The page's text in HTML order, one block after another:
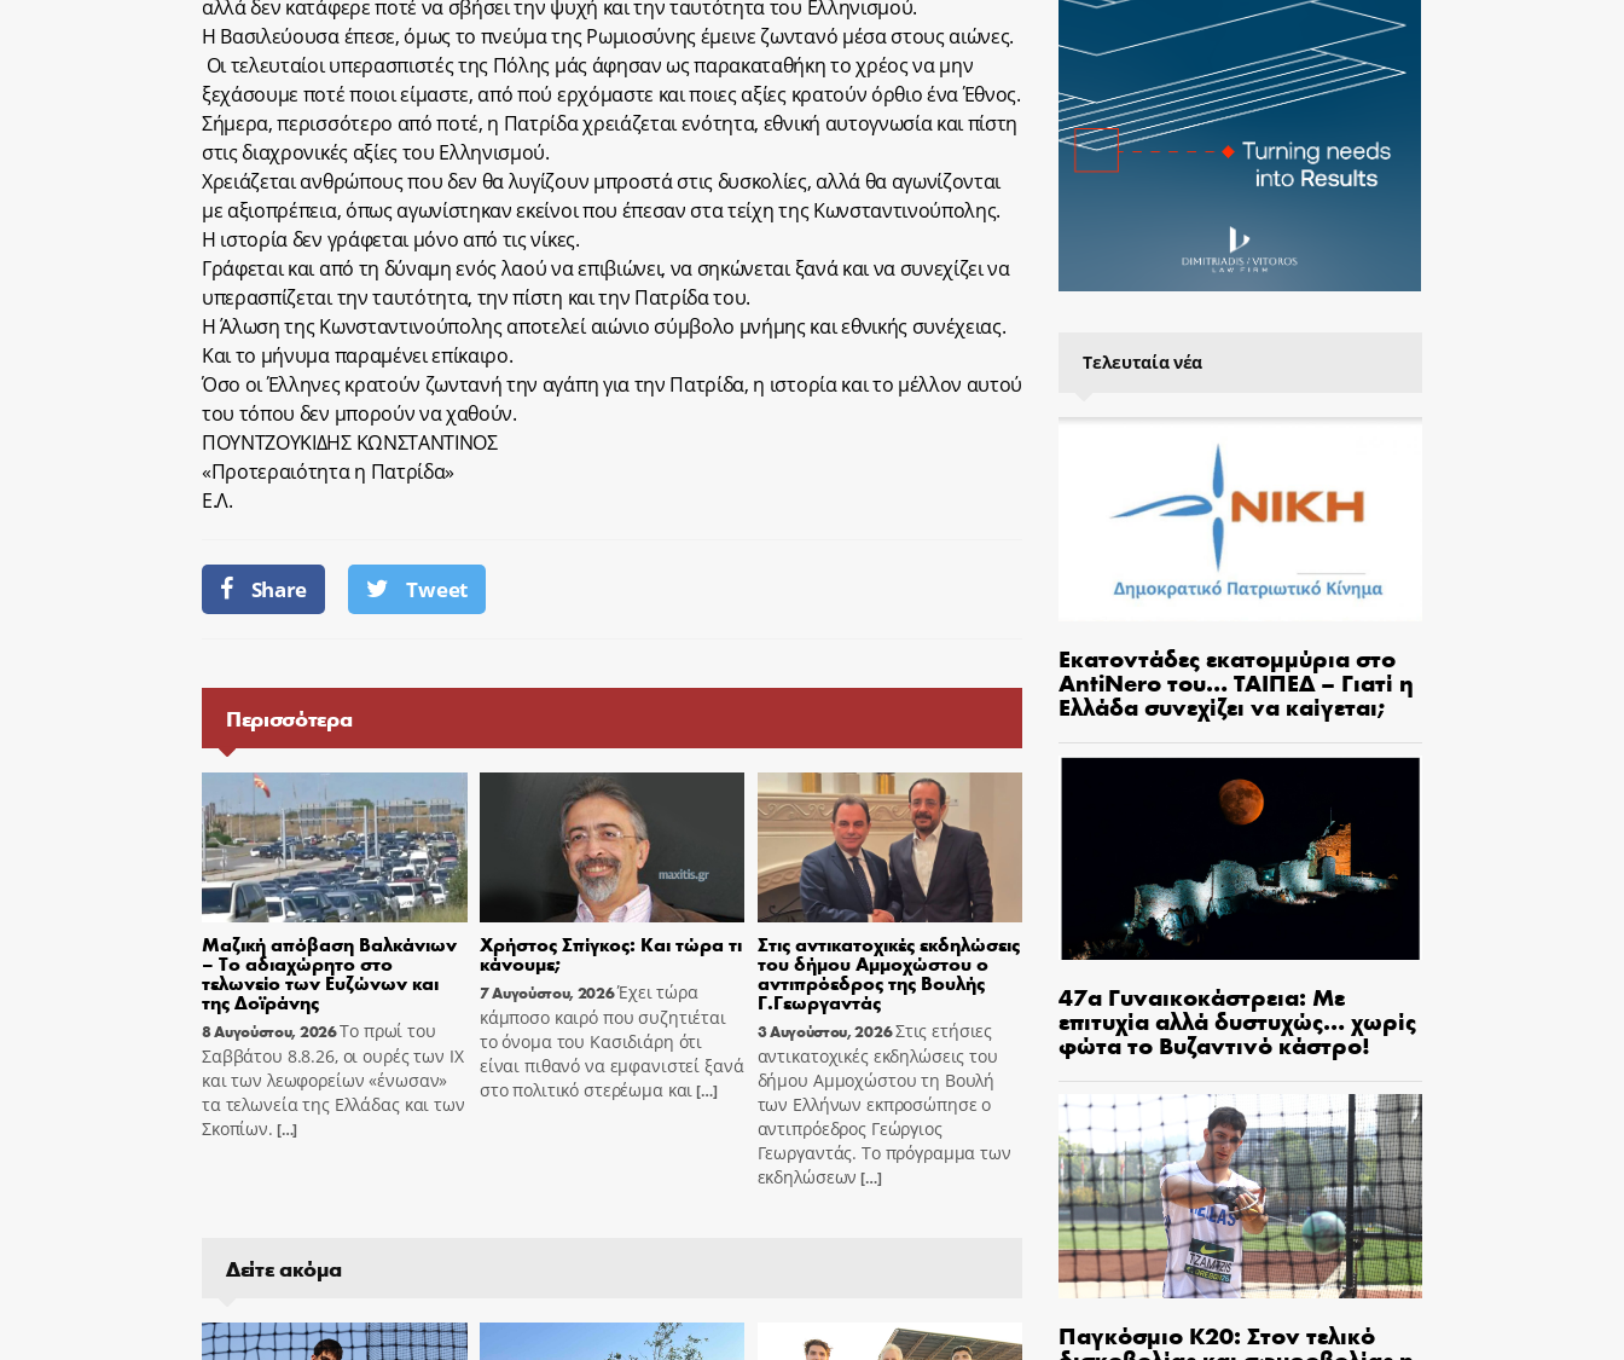
αλλά δεν κατάφερε ποτέ να σβήσει την ψυχή και την ταυτότητα του Ελληνισμού.
Η Βασιλεύουσα έπεσε, όμως το πνεύμα της Ρωμιοσύνης έμεινε ζωντανό μέσα στους αιώνες.
Οι τελευταίοι υπερασπιστές της Πόλης μάς άφησαν ως παρακαταθήκη το χρέος να μην
ξεχάσουμε ποτέ ποιοι είμαστε, από πού ερχόμαστε και ποιες αξίες κρατούν όρθιο ένα Έθνος.
Σήμερα, περισσότερο από ποτέ, η Πατρίδα χρειάζεται ενότητα, εθνική αυτογνωσία και πίστη
στις διαχρονικές αξίες του Ελληνισμού.
Χρειάζεται ανθρώπους που δεν θα λυγίζουν μπροστά στις δυσκολίες, αλλά θα αγωνίζονται
με αξιοπρέπεια, όπως αγωνίστηκαν εκείνοι που έπεσαν στα τείχη της Κωνσταντινούπολης.
Η ιστορία δεν γράφεται μόνο από τις νίκες.
Γράφεται και από τη δύναμη ενός λαού να επιβιώνει, να σηκώνεται ξανά και να συνεχίζει να
υπερασπίζεται την ταυτότητα, την πίστη και την Πατρίδα του.
Η Άλωση της Κωνσταντινούπολης αποτελεί αιώνιο σύμβολο μνήμης και εθνικής συνέχειας.
Και το μήνυμα παραμένει επίκαιρο.
Όσο οι Έλληνες κρατούν ζωντανή την αγάπη για την Πατρίδα, η ιστορία και το μέλλον αυτού
του τόπου δεν μπορούν να χαθούν.
ΠΟΥΝΤΖΟΥΚΙΔΗΣ ΚΩΝΣΤΑΝΤΙΝΟΣ
«Προτεραιότητα η Πατρίδα»
Ε.Λ.
Share Tweet
Περισσότερα
Μαζική απόβαση Βαλκάνιων
– Το αδιαχώρητο στο
τελωνείο των Ευζώνων και
της Δοϊράνης
8 Αυγούστου, 2026Το πρωί του
Σαββάτου 8.8.26, οι ουρές των ΙΧ
και των λεωφορείων «ένωσαν»
τα τελωνεία της Ελλάδας και των
Σκοπίων. […]
Χρήστος Σπίγκος: Και τώρα τι
κάνουμε;
7 Αυγούστου, 2026Έχει τώρα
κάμποσο καιρό που συζητιέται
το όνομα του Κασιδιάρη ότι
είναι πιθανό να εμφανιστεί ξανά
στο πολιτικό στερέωμα και […]
Στις αντικατοχικές εκδηλώσεις
του δήμου Αμμοχώστου ο
αντιπρόεδρος της Βουλής
Γ.Γεωργαντάς
3 Αυγούστου, 2026Στις ετήσιες
αντικατοχικές εκδηλώσεις του
δήμου Αμμοχώστου τη Βουλή
των Ελλήνων εκπροσώπησε ο
αντιπρόεδρος Γεώργιος
Γεωργαντάς. Το πρόγραμμα των
εκδηλώσεων […]
Δείτε ακόμα
Τελευταία νέα
Εκατοντάδες εκατομμύρια στο
AntiNero του… ΤΑΙΠΕΔ – Γιατί η
Ελλάδα συνεχίζει να καίγεται;
47α Γυναικοκάστρεια: Με
επιτυχία αλλά δυστυχώς… χωρίς
φώτα το Βυζαντινό κάστρο!
Παγκόσμιο Κ20: Στον τελικό